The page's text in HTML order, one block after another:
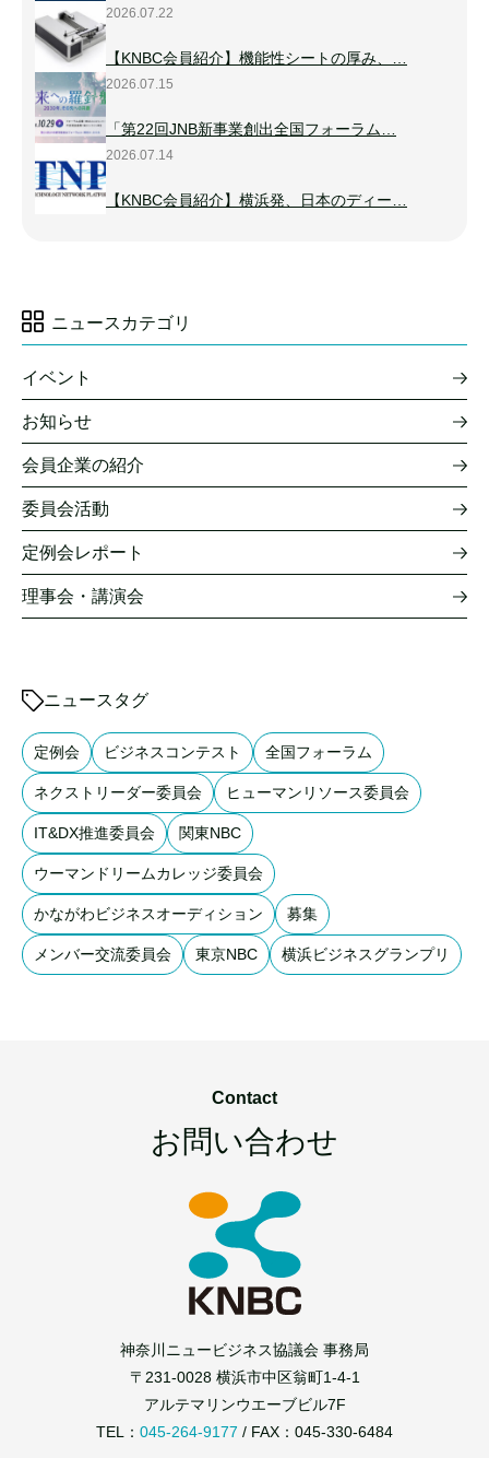
2026.07.22
【KNBC会員紹介】機能性シートの厚み、…
2026.07.15
「第22回JNB新事業創出全国フォーラム…
2026.07.14
【KNBC会員紹介】横浜発、日本のディー…
ニュースカテゴリ
イベント
お知らせ
会員企業の紹介
委員会活動
定例会レポート
理事会・講演会
ニュースタグ
定例会 ビジネスコンテスト 全国フォーラム
ネクストリーダー委員会 ヒューマンリソース委員会
IT&DX推進委員会 関東NBC
ウーマンドリームカレッジ委員会
かながわビジネスオーディション 募集
メンバー交流委員会 東京NBC 横浜ビジネスグランプリ
Contact
お問い合わせ
神奈川ニュービジネス協議会 事務局
〒231-0028 横浜市中区翁町1-4-1
アルテマリンウエーブビル7F
TEL： 045-264-9177 / FAX：045-330-6484